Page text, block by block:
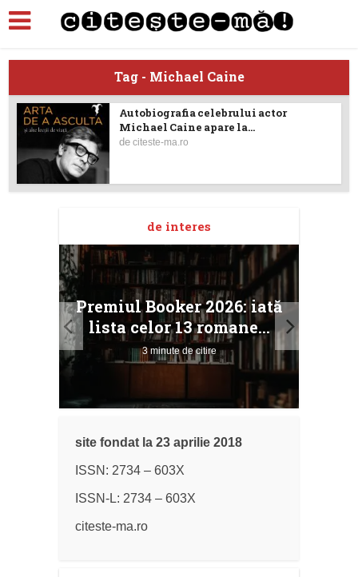
Tag - Michael Caine
Autobiografia celebrului actor
Michael Caine apare la...
deciteste-ma.ro
de interes
Premiul Booker 2026: iată
lista celor 13 romane...
3 minute de citire
site fondat la 23 aprilie 2018
ISSN: 2734 – 603X
ISSN-L: 2734 – 603X
citeste-ma.ro